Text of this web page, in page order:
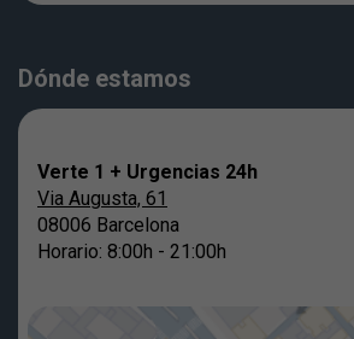
Dónde estamos
Verte 1 + Urgencias 24h
Via Augusta, 61
08006 Barcelona
Horario: 8:00h - 21:00h